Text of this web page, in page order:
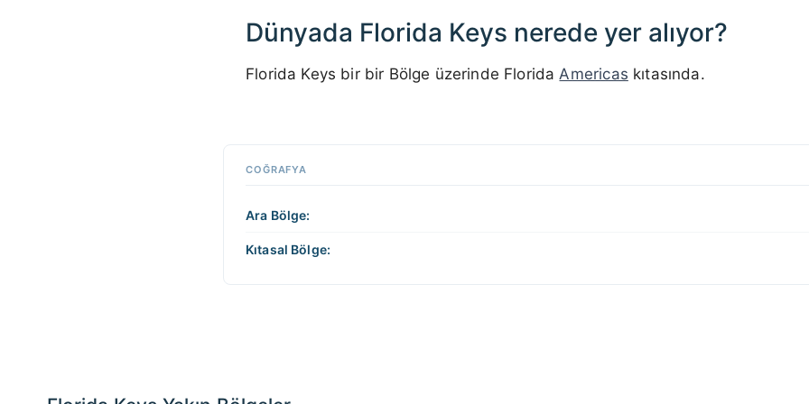
Dünyada Florida Keys nerede yer alıyor?
Florida Keys bir bir Bölge üzerinde FloridaAmericas kıtasında.
200 km / 124.3 mi
COĞRAFYA
Ara Bölge:
Kıtasal Bölge: